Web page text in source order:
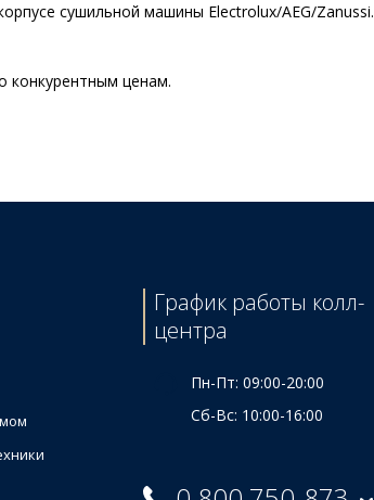
сушильной машины Electrolux/AEG/Zanussi.
конкурентным ценам.
6175 ₴
3075 ₴
График работы колл-
центра
Пн-Пт: 09:00-20:00
Сб-Вс: 10:00-16:00